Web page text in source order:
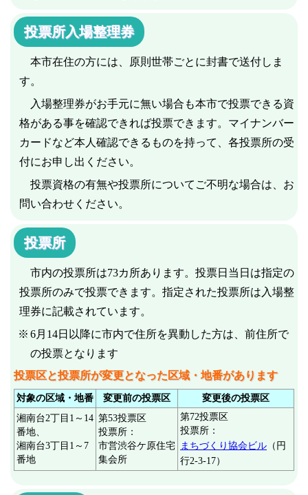
投票所入場整理券
本市在住の方には、原則世帯ごとに封書で送付しま
す。
入場整理券がお手元に無い場合も本市で投票できる資
格がある事を確認できれば投票できます。マイナンバー
カードなど本人確認できるものを持って、各投票所の受
付にお申し出ください。
投票資格の有無や投票所についてご不明な場合は、お
問い合わせください。
投票所
市内の投票所は73カ所あります。投票日当日は指定の
投票所のみで投票できます。指定された投票所は入場整
理券に記載されています。
6月14日以降に市内で住所を異動した方は、前住所で
の投票となります
投票区と投票所が変更となった区域・地番があります
対象の区域・地番 変更前の投票区
変更後の投票区
湘南台2丁目1～14
番地、
湘南台3丁目1～7
番地
第53投票区
投票所：
市営渋谷ケ原住宅
集会所
第72投票区
投票所：
まちづくり協会ビル （円
行2-3-17）